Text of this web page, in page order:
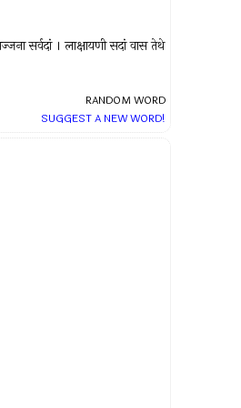
सर्वदां । लाक्षायणी सदां वास तेथे
RANDOM WORD
SUGGEST A NEW WORD!